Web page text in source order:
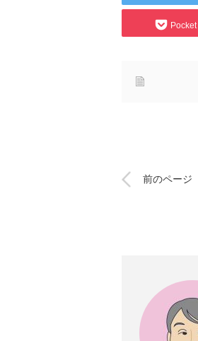
Pocket
前のページ